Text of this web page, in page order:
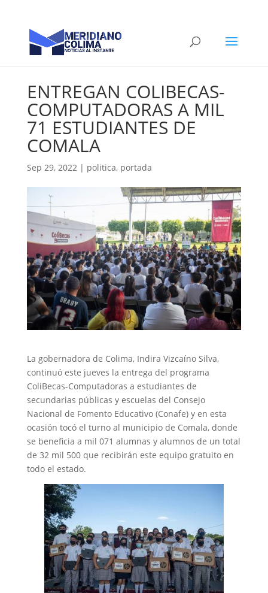
ENTREGAN COLIBECAS-
COMPUTADORAS A MIL
71 ESTUDIANTES DE
COMALA
Sep 29, 2022| politica, portada
La gobernadora de Colima, Indira Vizcaíno Silva,
continuó este jueves la entrega del programa
ColiBecas-Computadoras a estudiantes de
secundarias públicas y escuelas del Consejo
Nacional de Fomento Educativo (Conafe) y en esta
ocasión tocó el turno al municipio de Comala, donde
se beneficia a mil 071 alumnas y alumnos de un total
de 32 mil 500 que recibirán este equipo gratuito en
todo el estado.